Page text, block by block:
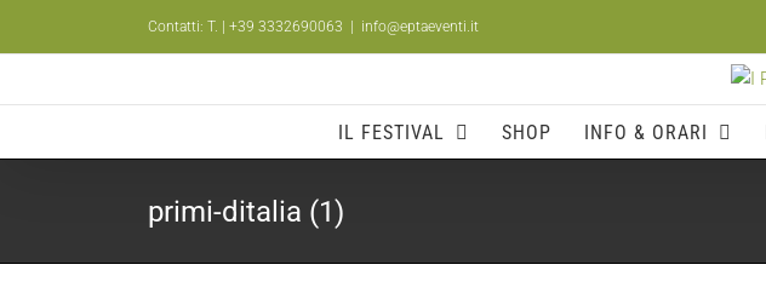
Contatti: T. | +39 3332690063 info@eptaeventi.it
IL FESTIVAL SHOP INFO & ORARI
primi-ditalia (1)